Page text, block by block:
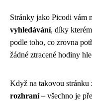
Stránky jako Picodi vám
vyhledávání, díky
podle toho, co zrovna
žádné ztracené hodiny
Když na takovou stránku
rozhraní– všechno je